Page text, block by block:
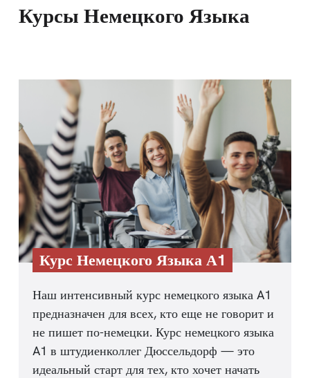
Курсы Немецкого Языка
Курс Немецкого Языка А1
Наш интенсивный курс немецкого языка A1
предназначен для всех, кто еще не говорит и
не пишет по-немецки. Курс немецкого языка
A1 в штудиенколлег Дюссельдорф — это
идеальный старт для тех, кто хочет начать